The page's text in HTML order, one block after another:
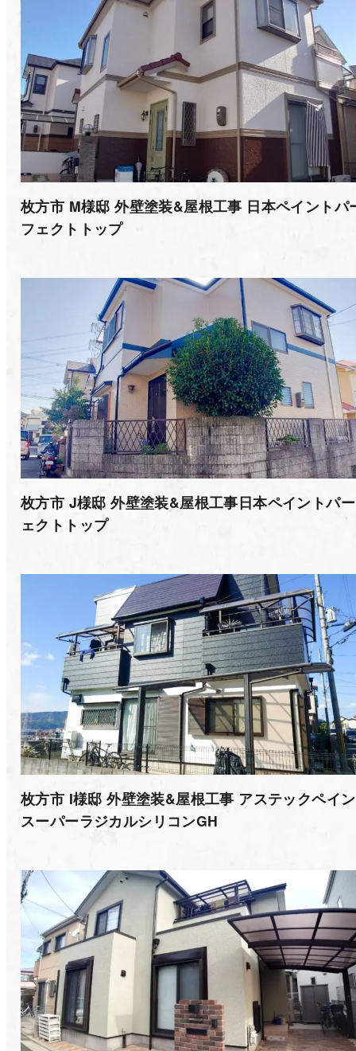
枚方市 M様邸 外壁塗装&屋根工事 日本ペイントパ
フェクトトップ
枚方市 J様邸 外壁塗装&屋根工事日本ペイントパ
ェクトトップ
枚方市 I様邸 外壁塗装&屋根工事 アステックペイ
スーパーラジカルシリコンGH